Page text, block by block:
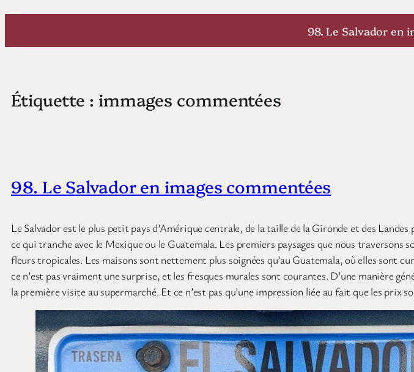
Aller
contenu
98. Le Salvador en
Étiquette : immages commentées
98. Le Salvador en images commentées
Le Salvador est le plus petit pays d’Amérique centrale, de la taille de la Gironde et des
ce qui tranche avec le Mexique ou le Guatemala. Les premiers paysages que nous
fleurs tropicales. Les maisons sont nettement plus soignées qu’au Guatemala, où elles sont
ce n’est pas vraiment une surprise, et les fresques murales sont courantes. D’une manière
la première visite au supermarché. Et ce n’est pas qu’une impression liée au fait que les prix